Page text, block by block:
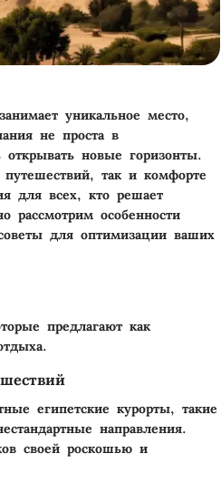
уникальное место,
не проста в
новые горизонты.
путешествий, так и комфорте
для всех, кто решает
рассмотрим особенности
для оптимизации ваших
предлагают как
египетские курорты, такие
направления.
своей роскошью и